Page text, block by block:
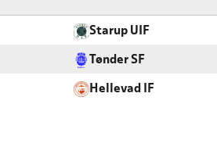
Starup UIF
Tønder SF
Hellevad IF